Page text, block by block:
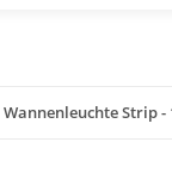
Strip -